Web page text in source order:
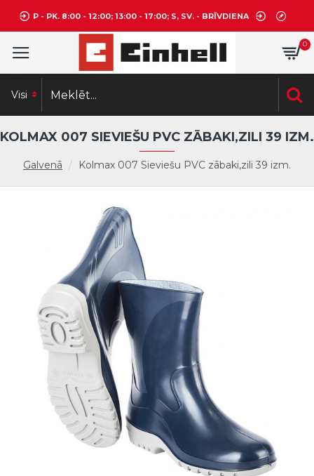
P - PK. 8:00 - 12:00; 13:00 - 17:00; S, SV. - BRĪVDIENA
0
Visi
Galvenā Kolmax 007 Sieviešu PVC zābaki,zili 39 izm.
KOLMAX 007 SIEVIEŠU PVC ZĀBAKI,ZILI 39 IZM.